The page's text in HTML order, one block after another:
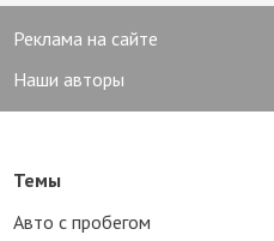
Реклама на сайте
Наши авторы
Темы
Авто с пробегом